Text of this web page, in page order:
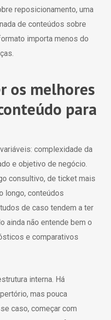
reposicionamento, uma
de conteúdos sobre
importa menos do
os melhores
para
complexidade da
e objetivo de negócio.
consultivo, de ticket mais
longo, conteúdos
de caso tendem a ter
ainda não entende bem o
e comparativos
interna. Há
mas pouca
caso, começar com